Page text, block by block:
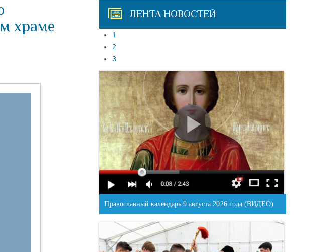
храме
ЛЕНТА НОВОСТЕЙ
1
2
3
Православный календарь 9 августа 2026 года (ВИДЕО)